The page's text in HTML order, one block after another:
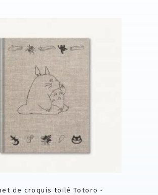
de croquis toilé Totoro -